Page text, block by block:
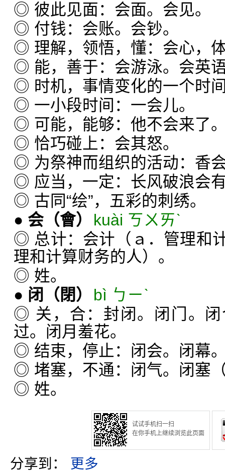
◎ 彼此见面：会面。会见。
◎ 付钱：会账。会钞。
◎ 理解，领悟，懂：会心，
◎ 能，善于：会游泳。会英
◎ 时机，事情变化的一个时
◎ 一小段时间：一会儿。
◎ 可能，能够：他不会来了
◎ 恰巧碰上：会其怒。
◎ 为祭神而组织的活动：香
◎ 应当，一定：长风破浪会
◎ 古同“绘”，五彩的刺绣。
● 会（會）
kuài ㄎㄨㄞˋ
◎ 总计：会计（ａ．管理和
理和计算财务的人）。
◎ 姓。
● 闭 （閉）
bì ㄅㄧˋ
◎ 关，合：封闭。闭门。
过。闭月羞花。
◎ 结束，停止：闭会。闭幕
◎ 堵塞，不通：闭气。闭塞
◎ 姓。
试试手机扫一扫
在你手机上继续浏览此页面
分享到： 更多